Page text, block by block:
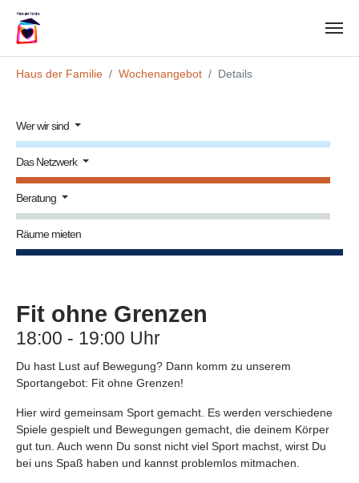
Haus der Familie
Wochenangebot Details
Wer wir sind
Das Netzwerk
Beratung
Räume mieten
Fit ohne Grenzen
18:00 - 19:00 Uhr
Du hast Lust auf Bewegung? Dann komm zu unserem
Sportangebot: Fit ohne Grenzen!
Hier wird gemeinsam Sport gemacht. Es werden verschiedene
Spiele gespielt und Bewegungen gemacht, die deinem Körper
gut tun. Auch wenn Du sonst nicht viel Sport machst, wirst Du
bei uns Spaß haben und kannst problemlos mitmachen.